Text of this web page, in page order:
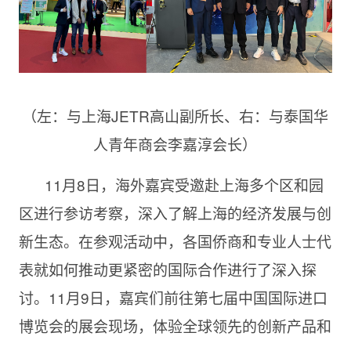
（左：与上海JETR高山副所长、右：与泰国华
人青年商会李嘉淳会长）
11月8日，海外嘉宾受邀赴上海多个区和园
区进行参访考察，深入了解上海的经济发展与创
新生态。在参观活动中，各国侨商和专业人士代
表就如何推动更紧密的国际合作进行了深入探
讨。11月9日，嘉宾们前往第七届中国国际进口
博览会的展会现场，体验全球领先的创新产品和